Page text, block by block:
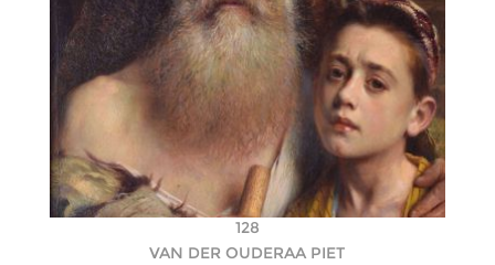
128
VAN DER OUDERAA PIET